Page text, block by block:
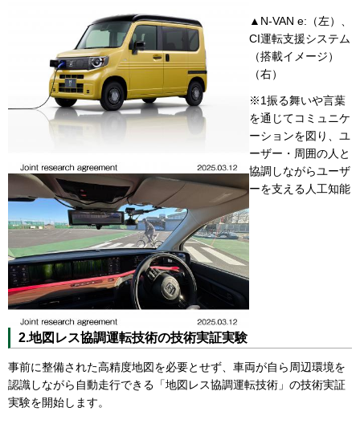
▲N-VAN e:（左）、
CI運転支援システム
（搭載イメージ）
（右）
※1振る舞いや言葉
を通じてコミュニケ
ーションを図り、ユ
ーザー・周囲の人と
協調しながらユーザ
ーを支える人工知能
2.地図レス協調運転技術の技術実証実験
事前に整備された高精度地図を必要とせず、車両が自ら周辺環境を
認識しながら自動走行できる「地図レス協調運転技術」の技術実証
実験を開始します。